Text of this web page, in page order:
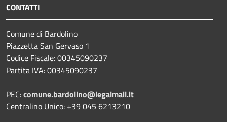
CONTATTI
Comune di Bardolino
Piazzetta San Gervaso 1
Codice Fiscale: 00345090237
Partita IVA: 00345090237
PEC:comune.bardolino@legalmail.it
Centralino Unico: +39 045 6213210